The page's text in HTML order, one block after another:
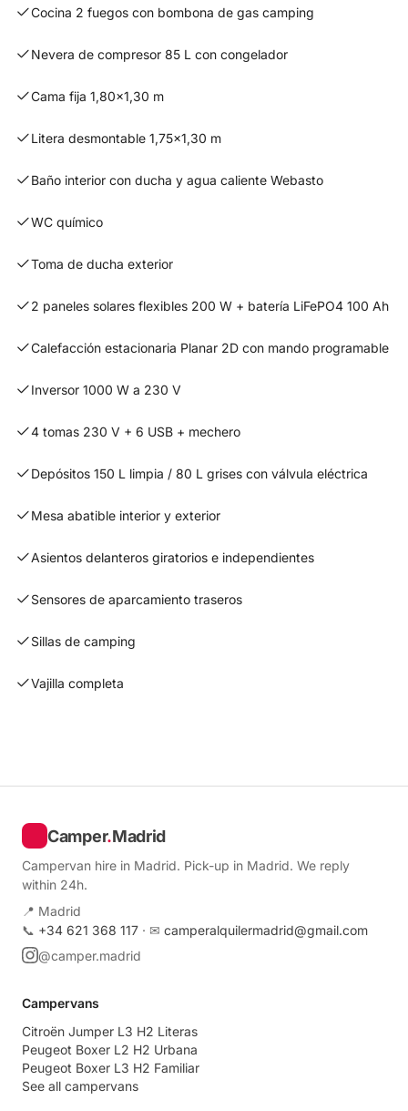
Cocina 2 fuegos con bombona de gas camping
Nevera de compresor 85 L con congelador
Cama fija 1,80×1,30 m
Litera desmontable 1,75×1,30 m
Baño interior con ducha y agua caliente Webasto
WC químico
Toma de ducha exterior
2 paneles solares flexibles 200 W + batería LiFePO4 100 Ah
Calefacción estacionaria Planar 2D con mando programable
Inversor 1000 W a 230 V
4 tomas 230 V + 6 USB + mechero
Depósitos 150 L limpia / 80 L grises con válvula eléctrica
Mesa abatible interior y exterior
Asientos delanteros giratorios e independientes
Sensores de aparcamiento traseros
Sillas de camping
Vajilla completa
Camper.Madrid
Campervan hire in Madrid. Pick-up in Madrid. We reply
within 24h.
📍 Madrid
📞 +34 621 368 117 · ✉ camperalquilermadrid@gmail.com
@camper.madrid
Campervans
Citroën Jumper L3 H2 Literas
Peugeot Boxer L2 H2 Urbana
Peugeot Boxer L3 H2 Familiar
See all campervans